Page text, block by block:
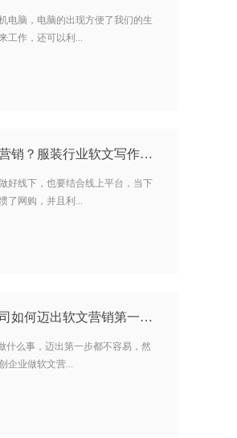
电脑，电脑的出现方便了我们的生
工作，还可以利...
服装行业如何写软文营销？服装行业软文写作有哪些注意事项？…
好线下，也要结合线上平台，当下
了网购，并且利...
万事开头难，初创公司如何迈出软文营销第一步？…
什么事，迈出第一步都不容易，然
企业做软文营...